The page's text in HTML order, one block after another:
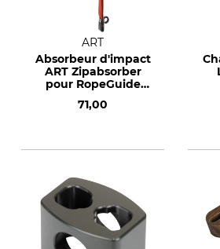
ART
Absorbeur d'impact
ART Zipabsorber
pour RopeGuide
71,00